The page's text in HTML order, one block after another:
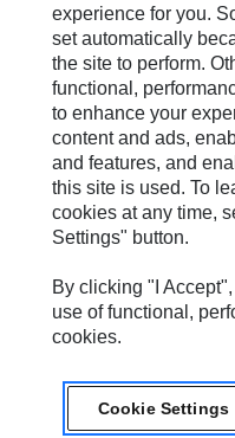
Turner Powertrain
Contáctenos
Mapa Del Sitio
Cookie Settings
Avisos Legales
Privacidad
Cat.com
Caterpillar © 2026. Todos
experience for you.
set automatically
the site to perform.
functional,
to enhance your
content and ads,
and features, and
this site is used. To
cookies at any time,
Settings" button.
By clicking "I
use of functional,
cookies.
Cookie Settings